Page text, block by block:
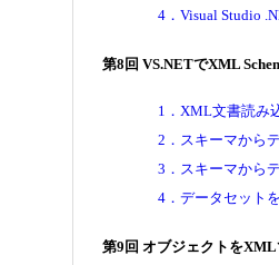
4．Visual Studio
第8回 VS.NETでXML
1．XML文書読み
2．スキーマから
3．スキーマから
4．データセット
第9回 オブジェクトを